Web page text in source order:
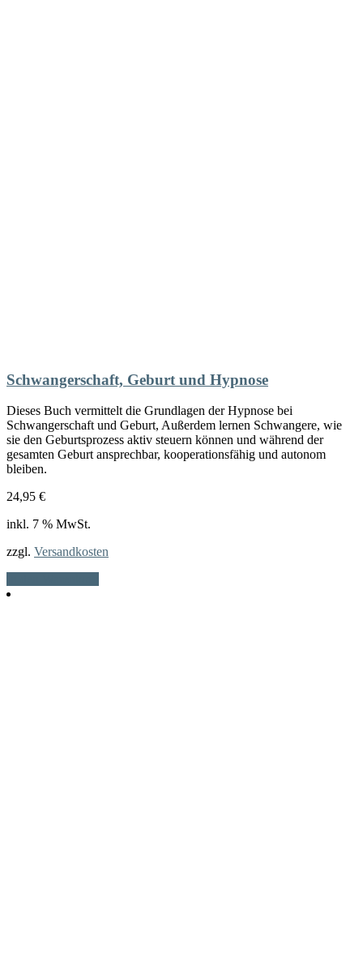
Schwangerschaft, Geburt und Hypnose
Dieses Buch vermittelt die Grundlagen der Hypnose bei
Schwangerschaft und Geburt, Außerdem lernen Schwangere, wie
sie den Geburtsprozess aktiv steuern können und während der
gesamten Geburt ansprechbar, kooperationsfähig und autonom
bleiben.
24,95 €
inkl. 7 % MwSt.
zzgl. Versandkosten